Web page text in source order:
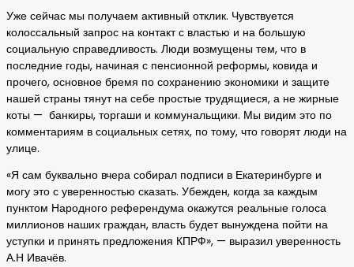
Уже сейчас мы получаем активный отклик. Чувствуется
колоссальный запрос на контакт с властью и на большую
социальную справедливость. Люди возмущены тем, что в
последние годы, начиная с пенсионной реформы, ковида и
прочего, основное бремя по сохранению экономики и защите
нашей страны тянут на себе простые трудящиеся, а не жирные
коты — банкиры, торгаши и коммунальщики. Мы видим это по
комментариям в социальных сетях, по тому, что говорят люди на
улице.
«Я сам буквально вчера собирал подписи в Екатеринбурге и
могу это с уверенностью сказать. Убежден, когда за каждым
пунктом Народного референдума окажутся реальные голоса
миллионов наших граждан, власть будет вынуждена пойти на
уступки и принять предложения КПРФ», — выразил уверенность
А.Н Ивачёв.